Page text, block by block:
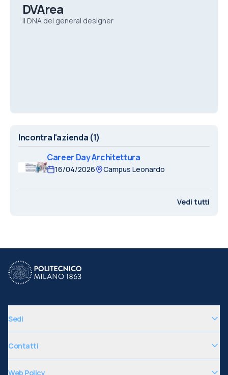
DVArea
Il DNA del general designer
Incontra l'azienda (1)
Career Day Architettura
16/04/2026 Campus Leonardo
Vedi tutti
Sedi
Contatti
Web Policy